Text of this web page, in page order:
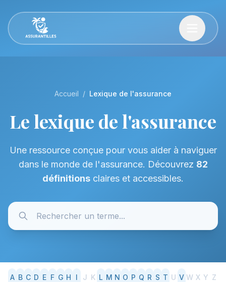
Accueil / Lexique de l'assurance
Le lexique de l'assurance
Une ressource conçue pour vous aider à naviguer
dans le monde de l'assurance. Découvrez 82
définitions claires et accessibles.
A B C D E F G H I J K L M N O P Q R S T U V W X Y Z